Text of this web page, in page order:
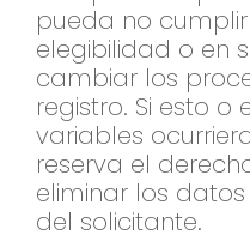
pueda no
elegibilidad o en
cambiar los
registro. Si esto o
variables
reserva el
eliminar los
del solicitante.